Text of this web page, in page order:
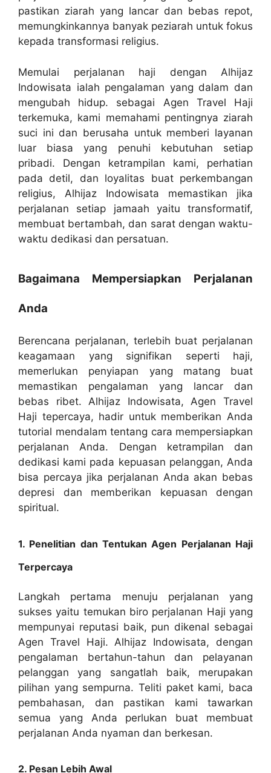
pastikan ziarah yang lancar dan bebas repot,
memungkinkannya banyak peziarah untuk fokus
kepada transformasi religius.
Memulai perjalanan haji dengan Alhijaz
Indowisata ialah pengalaman yang dalam dan
mengubah hidup. sebagai Agen Travel Haji
terkemuka, kami memahami pentingnya ziarah
suci ini dan berusaha untuk memberi layanan
luar biasa yang penuhi kebutuhan setiap
pribadi. Dengan ketrampilan kami, perhatian
pada detil, dan loyalitas buat perkembangan
religius, Alhijaz Indowisata memastikan jika
perjalanan setiap jamaah yaitu transformatif,
membuat bertambah, dan sarat dengan waktu-
waktu dedikasi dan persatuan.
Bagaimana Mempersiapkan Perjalanan
Anda
Berencana perjalanan, terlebih buat perjalanan
keagamaan yang signifikan seperti haji,
memerlukan penyiapan yang matang buat
memastikan pengalaman yang lancar dan
bebas ribet. Alhijaz Indowisata, Agen Travel
Haji tepercaya, hadir untuk memberikan Anda
tutorial mendalam tentang cara mempersiapkan
perjalanan Anda. Dengan ketrampilan dan
dedikasi kami pada kepuasan pelanggan, Anda
bisa percaya jika perjalanan Anda akan bebas
depresi dan memberikan kepuasan dengan
spiritual.
1. Penelitian dan Tentukan Agen Perjalanan Haji
Terpercaya
Langkah pertama menuju perjalanan yang
sukses yaitu temukan biro perjalanan Haji yang
mempunyai reputasi baik, pun dikenal sebagai
Agen Travel Haji. Alhijaz Indowisata, dengan
pengalaman bertahun-tahun dan pelayanan
pelanggan yang sangatlah baik, merupakan
pilihan yang sempurna. Teliti paket kami, baca
pembahasan, dan pastikan kami tawarkan
semua yang Anda perlukan buat membuat
perjalanan Anda nyaman dan berkesan.
2. Pesan Lebih Awal